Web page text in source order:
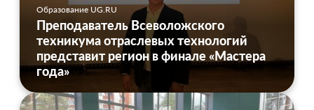
Образование UG.RU
Преподаватель Всеволожского
техникума отраслевых технологий
представит регион в финале «Мастера
года»